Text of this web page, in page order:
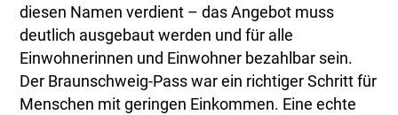
diesen Namen verdient – das Angebot muss
deutlich ausgebaut werden und für alle
Einwohnerinnen und Einwohner bezahlbar sein.
Der Braunschweig-Pass war ein richtiger Schritt für
Menschen mit geringen Einkommen. Eine echte